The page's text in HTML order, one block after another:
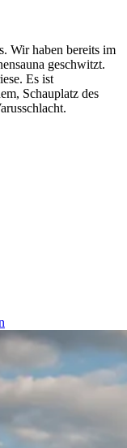
Wir haben bereits im
geschwitzt.
Es ist
Schauplatz des